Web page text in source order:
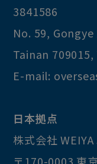
3841586
No. 59, Gongye
Tainan 709015,
E-mail:
日本拠点
株式会社